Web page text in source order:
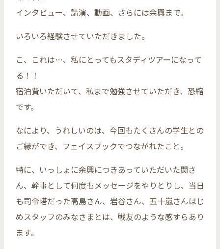
インタビュー、講演、動画、さらには余興まで。
いろいろ経験させていただきました。
こ、これは…、私にとってもスタディツアーになって
る！！
宿泊費いただいて、私まで勉強させていただき、恐縮
です。
なにより、うれしいのは、今回もたくさんの学生との
ご縁ができ、フェイスブックでつながれたこと。
特に、いっしょに余興につきあっていただいた関さ
ん、幹事として何度もメッセージをやりとりし、当日
も司令塔だった高島さん、岩谷さん、五十嵐さんはじ
めスタッフのみなさまとは、戦友のような感すらあり
ます。